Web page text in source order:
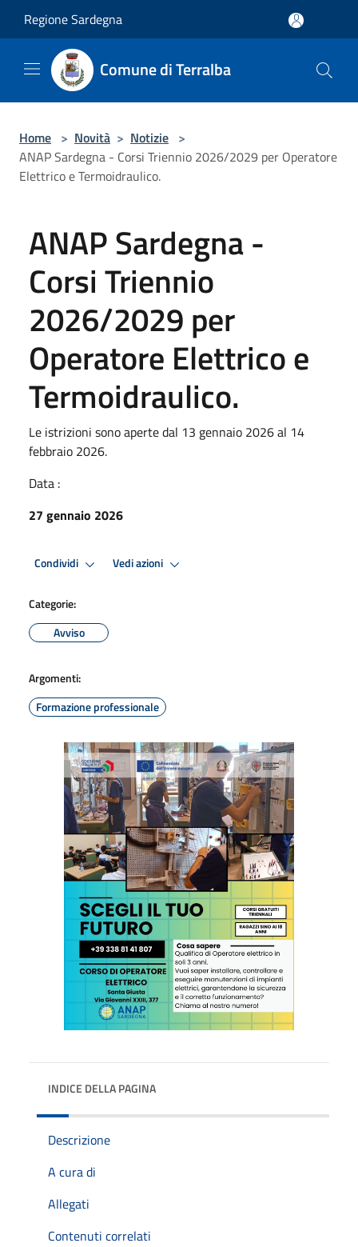
Regione Sardegna
Comune di Terralba
Home > Novità > Notizie >
ANAP Sardegna - Corsi Triennio 2026/2029 per Operatore
Elettrico e Termoidraulico.
ANAP Sardegna -
Corsi Triennio
2026/2029 per
Operatore Elettrico e
Termoidraulico.
Le istrizioni sono aperte dal 13 gennaio 2026 al 14
febbraio 2026.
Data :
27 gennaio 2026
Condividi Vedi azioni
Categorie:
Avviso
Argomenti:
Formazione professionale
INDICE DELLA PAGINA
Descrizione
A cura di
Allegati
Contenuti correlati